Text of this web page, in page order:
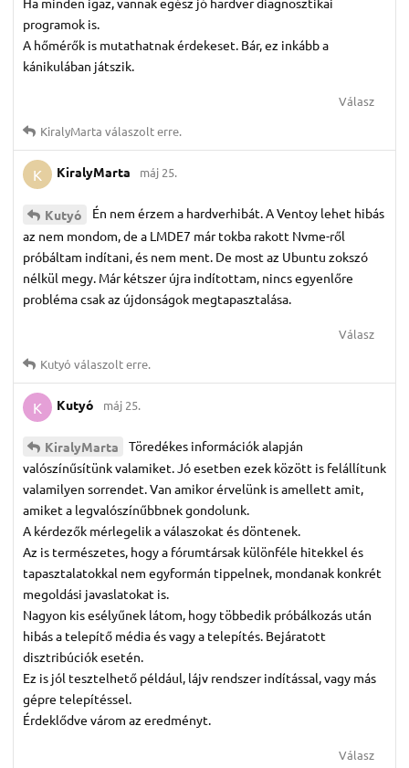
programok is.
A hőmérők is mutathatnak érdekeset. Bár, ez inkább a
kánikulában játszik.
Válasz
KiralyMarta válaszolt erre.
K KiralyMarta máj 25.
Kutyó
Én nem érzem a hardverhibát. A Ventoy lehet hibás
az nem mondom, de a LMDE7 már tokba rakott Nvme-ről
próbáltam indítani, és nem ment. De most az Ubuntu zokszó
nélkül megy. Már kétszer újra indítottam, nincs egyenlőre
probléma csak az újdonságok megtapasztalása.
Válasz
Kutyó válaszolt erre.
K Kutyó máj 25.
KiralyMarta
Töredékes információk alapján
valószínűsítünk valamiket. Jó esetben ezek között is felállítunk
valamilyen sorrendet. Van amikor érvelünk is amellett amit,
amiket a legvalószínűbbnek gondolunk.
A kérdezők mérlegelik a válaszokat és döntenek.
Az is természetes, hogy a fórumtársak különféle hitekkel és
tapasztalatokkal nem egyformán tippelnek, mondanak konkrét
megoldási javaslatokat is.
Nagyon kis esélyűnek látom, hogy többedik próbálkozás után
hibás a telepítő média és vagy a telepítés. Bejáratott
disztribúciók esetén.
Ez is jól tesztelhető például, lájv rendszer indítással, vagy más
gépre telepítéssel.
Érdeklődve várom az eredményt.
Válasz